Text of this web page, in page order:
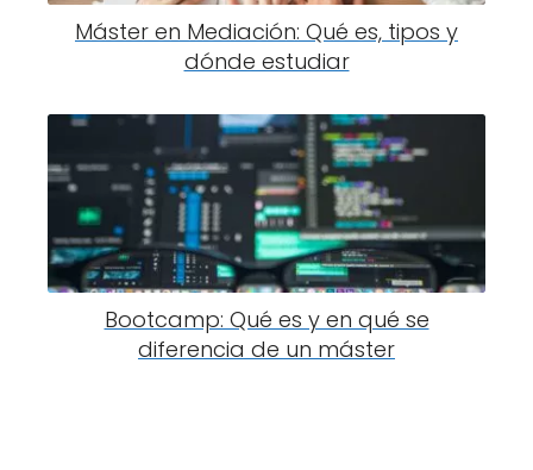
Máster en Mediación: Qué es, tipos y
dónde estudiar
Bootcamp: Qué es y en qué se
diferencia de un máster